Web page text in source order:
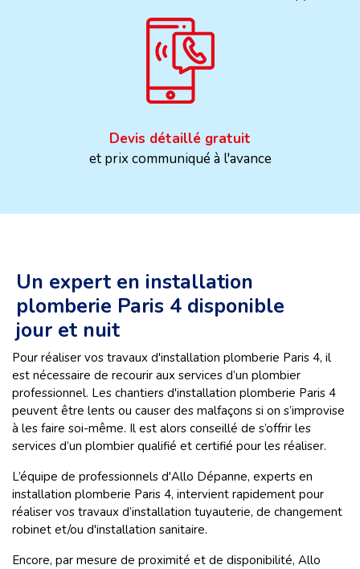
Devis détaillé gratuit
et prix communiqué à l'avance
Un expert en installation
plomberie Paris 4 disponible
jour et nuit
Pour réaliser vos travaux d'installation plomberie Paris 4, il
est nécessaire de recourir aux services d’un plombier
professionnel. Les chantiers d'installation plomberie Paris 4
peuvent être lents ou causer des malfaçons si on s’improvise
à les faire soi-même. Il est alors conseillé de s’offrir les
services d’un plombier qualifié et certifié pour les réaliser.
L’équipe de professionnels d'Allo Dépanne, experts en
installation plomberie Paris 4, intervient rapidement pour
réaliser vos travaux d’installation tuyauterie, de changement
robinet et/ou d'installation sanitaire.
Encore, par mesure de proximité et de disponibilité, Allo